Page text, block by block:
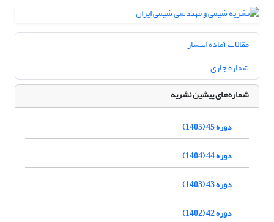
مقالات آماده انتشار
شماره جاری
شماره‌های پیشین نشریه
دوره 45 (1405)
دوره 44 (1404)
دوره 43 (1403)
دوره 42 (1402)